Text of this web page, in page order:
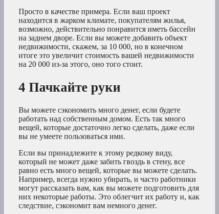
Просто в качестве примера. Если ваш проект
находится в жарком климате, покупателям жилья,
возможно, действительно понравится иметь бассейн
на заднем дворе. Если вы можете добавить объект
недвижимости, скажем, за 10 000, но в конечном
итоге это увеличит стоимость вашей недвижимости
на 20 000 из-за этого, оно того стоит.
4 Пачкайте руки
Вы можете сэкономить много денег, если будете
работать над собственным домом. Есть так много
вещей, которые достаточно легко сделать, даже если
вы не умеете пользоваться ими.
Если вы принадлежите к этому редкому виду,
который не может даже забить гвоздь в стену, все
равно есть много вещей, которые вы можете сделать.
Например, всегда нужно убирать, и часто работники
могут рассказать вам, как вы можете подготовить для
них некоторые работы. Это облегчит их работу и, как
следствие, сэкономит вам немного денег.